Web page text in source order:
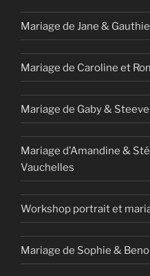
Mariage de Jane &
Mariage de Caroline et
Mariage de Gaby &
Mariage d’Amandine &
Vauchelles
Workshop portrait et
Mariage de Sophie &